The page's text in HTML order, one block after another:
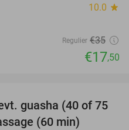
10.0 star
Regulier €35
€17,50
50%
guasha (40 of 75
(60 min)